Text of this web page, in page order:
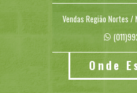
Vendas Região Nortes
Onde